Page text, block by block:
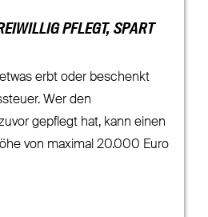
PFLEGT, SPART
erbt oder beschenkt
Wer den
gepflegt hat, kann einen
von maximal 20.000 Euro